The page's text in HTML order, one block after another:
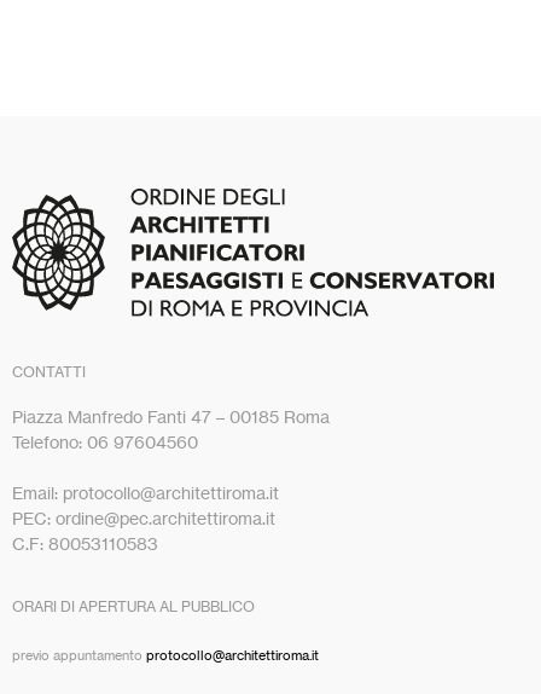
CONTATTI
Piazza Manfredo Fanti 47 – 00185 Roma
Telefono: 06 97604560
Email: protocollo@architettiroma.it
PEC: ordine@pec.architettiroma.it
C.F: 80053110583
ORARI DI APERTURA AL PUBBLICO
previo appuntamento protocollo@architettiroma.it